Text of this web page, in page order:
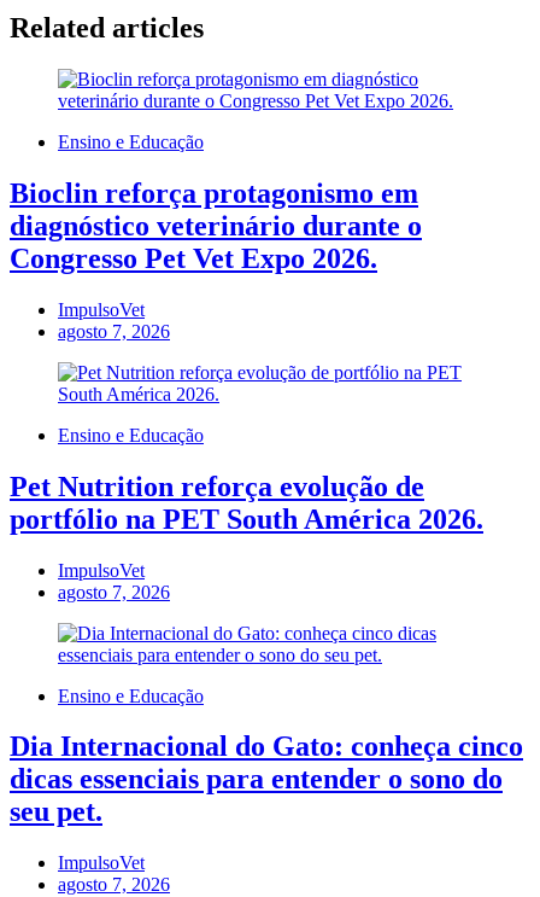
Related articles
Ensino e Educação
Bioclin reforça protagonismo em
diagnóstico veterinário durante o
Congresso Pet Vet Expo 2026.
ImpulsoVet
agosto 7, 2026
Ensino e Educação
Pet Nutrition reforça evolução de
portfólio na PET South América 2026.
ImpulsoVet
agosto 7, 2026
Ensino e Educação
Dia Internacional do Gato: conheça cinco
dicas essenciais para entender o sono do
seu pet.
ImpulsoVet
agosto 7, 2026